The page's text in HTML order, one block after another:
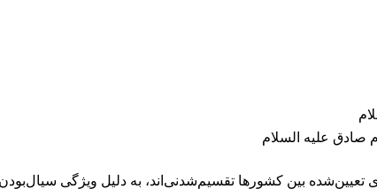
صادق علیه السلام
بین کشورها تقسیم‌شدنی‌اند، به دلیل ویژگی